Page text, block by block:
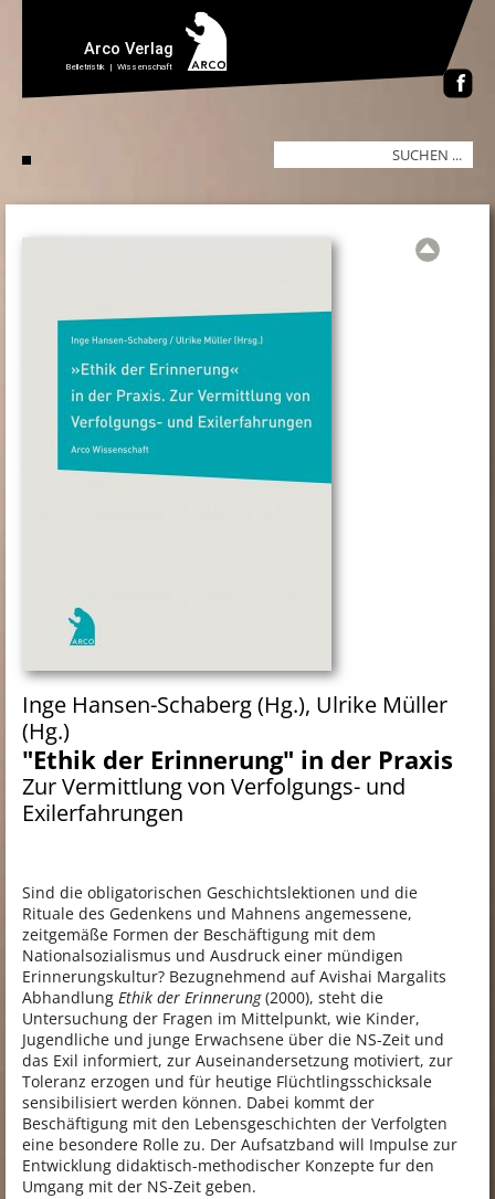
Inge Hansen-Schaberg(Hg.), Ulrike Müller
(Hg.)
"Ethik der Erinnerung" in der Praxis
Zur Vermittlung von Verfolgungs- und
Exilerfahrungen
Sind die obligatorischen Geschichtslektionen und die
Rituale des Gedenkens und Mahnens angemessene,
zeitgemäße Formen der Beschäftigung mit dem
Nationalsozialismus und Ausdruck einer mündigen
Erinnerungskultur? Bezugnehmend auf Avishai Margalits
Abhandlung Ethik der Erinnerung(2000), steht die
Untersuchung der Fragen im Mittelpunkt, wie Kinder,
Jugendliche und junge Erwachsene über die NS-Zeit und
das Exil informiert, zur Auseinandersetzung motiviert, zur
Toleranz erzogen und für heutige Flüchtlingsschicksale
sensibilisiert werden können. Dabei kommt der
Beschäftigung mit den Lebensgeschichten der Verfolgten
eine besondere Rolle zu. Der Aufsatzband will Impulse zur
Entwicklung didaktisch-methodischer Konzepte fur den
Umgang mit der NS-Zeit geben.